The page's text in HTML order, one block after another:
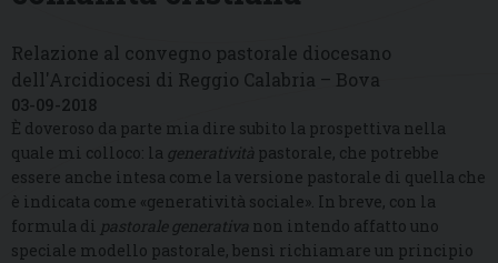
Relazione al convegno pastorale diocesano
dell'Arcidiocesi di Reggio Calabria – Bova
03-09-2018
È doveroso da parte mia dire subito la prospettiva nella
quale mi colloco: la generatività pastorale, che potrebbe
essere anche intesa come la versione pastorale di quella che
è indicata come «generatività sociale». In breve, con la
formula di pastorale generativa non intendo affatto uno
speciale modello pastorale, bensì richiamare un principio